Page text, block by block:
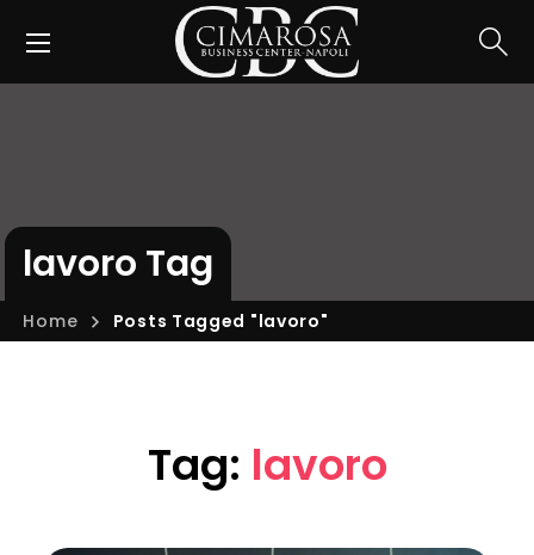
lavoro Tag
Home Posts Tagged "lavoro"
Tag: lavoro